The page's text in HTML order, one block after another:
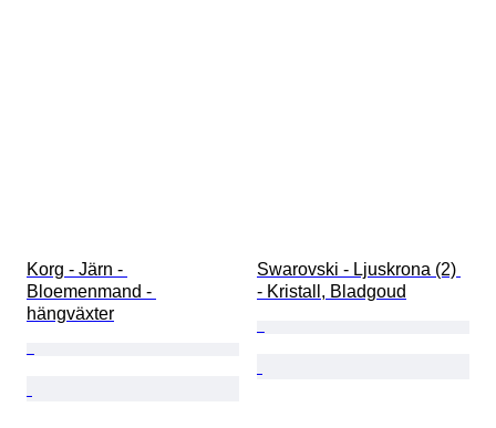
Korg - Järn -
Bloemenmand -
hängväxter
Swarovski - Ljuskrona (2)
- Kristall, Bladgoud